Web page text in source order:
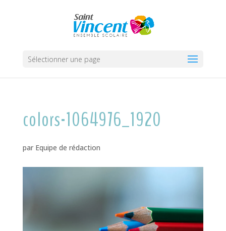
Sélectionner une page
colors-1064976_1920
par Equipe de rédaction